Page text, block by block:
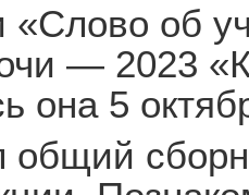
«Слово об
— 2023
она 5
общий